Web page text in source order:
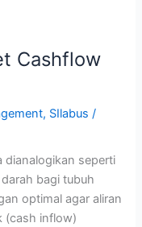
Cashflow
, SIlabus /
dianalogikan seperti
bagi tubuh
optimal agar aliran
(cash inflow)